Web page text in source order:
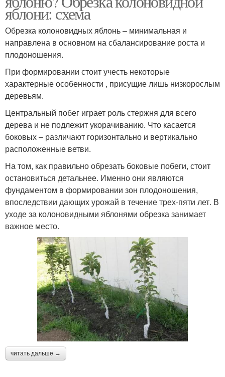
яблони: схема
Обрезка колоновидных яблонь – минимальная и
направлена в основном на сбалансирование роста и
плодоношения.
При формировании стоит учесть некоторые
характерные особенности , присущие лишь низкорослым
деревьям.
Центральный побег играет роль стержня для всего
дерева и не подлежит укорачиванию. Что касается
боковых – различают горизонтально и вертикально
расположенные ветви.
На том, как правильно обрезать боковые побеги, стоит
остановиться детальнее. Именно они являются
фундаментом в формировании зон плодоношения,
впоследствии дающих урожай в течение трех-пяти лет. В
уходе за колоновидными яблонями обрезка занимает
важное место.
читать дальше →